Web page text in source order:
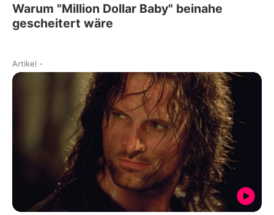
Warum "Million Dollar Baby" beinahe
gescheitert wäre
Artikel -